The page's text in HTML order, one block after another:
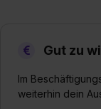
Gut zu
Im
weiterhin dein